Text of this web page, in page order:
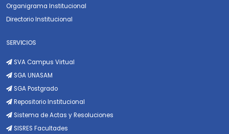
Organigrama Institucional
Directorio Institucional
SERVICIOS
SVA Campus Virtual
SGA UNASAM
SGA Postgrado
Repositorio Institucional
Sistema de Actas y Resoluciones
SISRES Facultades